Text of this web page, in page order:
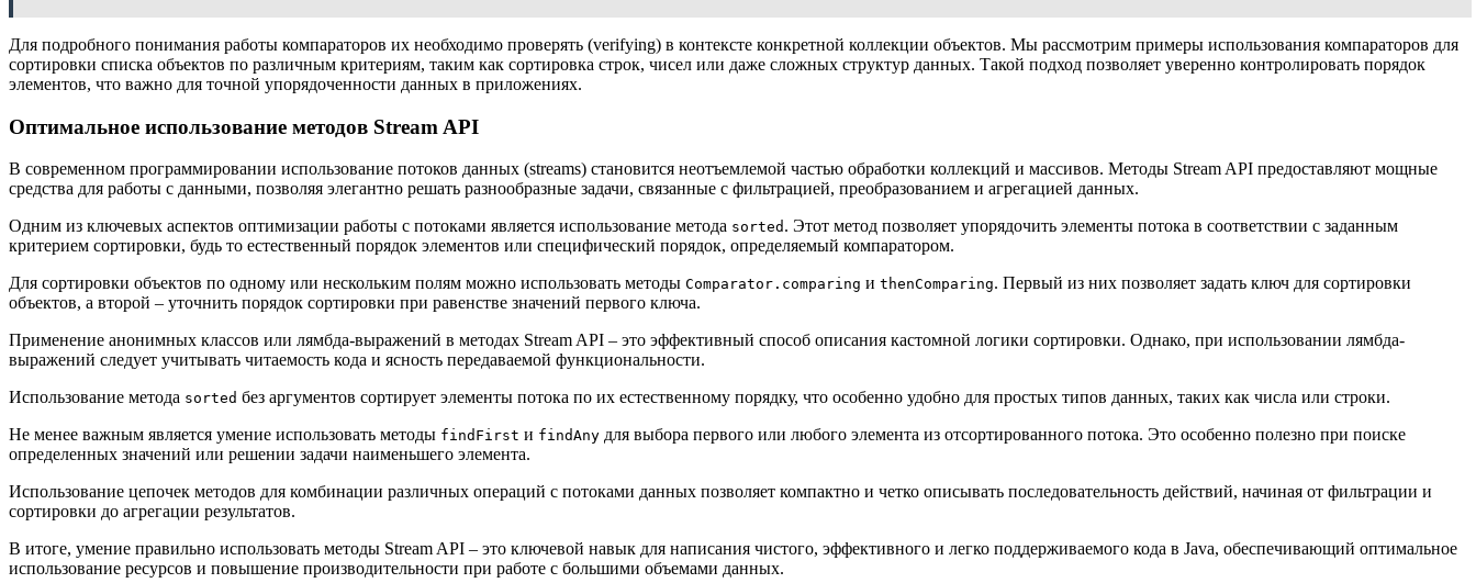
Для подробного понимания работы компараторов их необходимо проверять (verifying) в контексте конкретной коллекции объектов. Мы рассмотрим примеры использования компараторов для
сортировки списка объектов по различным критериям, таким как сортировка строк, чисел или даже сложных структур данных. Такой подход позволяет уверенно контролировать порядок
элементов, что важно для точной упорядоченности данных в приложениях.
Оптимальное использование методов Stream API
В современном программировании использование потоков данных (streams) становится неотъемлемой частью обработки коллекций и массивов. Методы Stream API предоставляют мощные
средства для работы с данными, позволяя элегантно решать разнообразные задачи, связанные с фильтрацией, преобразованием и агрегацией данных.
Одним из ключевых аспектов оптимизации работы с потоками является использование метода sorted . Этот метод позволяет упорядочить элементы потока в соответствии с заданным
критерием сортировки, будь то естественный порядок элементов или специфический порядок, определяемый компаратором.
Для сортировки объектов по одному или нескольким полям можно использовать методы Comparator.comparing и thenComparing. Первый из них позволяет задать ключ для сортировки
объектов, а второй – уточнить порядок сортировки при равенстве значений первого ключа.
Применение анонимных классов или лямбда-выражений в методах Stream API – это эффективный способ описания кастомной логики сортировки. Однако, при использовании лямбда-
выражений следует учитывать читаемость кода и ясность передаваемой функциональности.
Использование метода sorted без аргументов сортирует элементы потока по их естественному порядку, что особенно удобно для простых типов данных, таких как числа или строки.
Не менее важным является умение использовать методы findFirst и findAny для выбора первого или любого элемента из отсортированного потока. Это особенно полезно при поиске
определенных значений или решении задачи наименьшего элемента.
Использование цепочек методов для комбинации различных операций с потоками данных позволяет компактно и четко описывать последовательность действий, начиная от фильтрации и
сортировки до агрегации результатов.
В итоге, умение правильно использовать методы Stream API – это ключевой навык для написания чистого, эффективного и легко поддерживаемого кода в Java, обеспечивающий оптимальное
использование ресурсов и повышение производительности при работе с большими объемами данных.